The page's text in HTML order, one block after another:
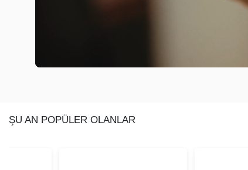
ŞU AN POPÜLER OLANLAR